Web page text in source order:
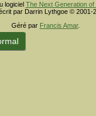
logiciel The Next Generation of
par Darrin Lythgoe © 2001-
Géré par Francis Amar.